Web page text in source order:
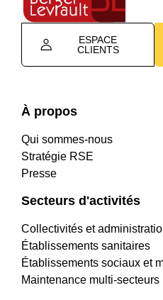
ESPACE
CLIENTS
À propos
Qui sommes-nous
Stratégie RSE
Presse
Secteurs d'activités
Collectivités et
Établissements sanitaires
Établissements sociaux et
Maintenance multi-secteurs